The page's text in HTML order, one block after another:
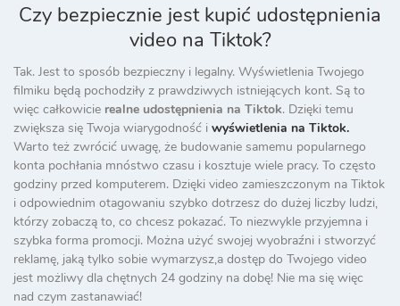
Czy bezpiecznie jest kupić udostępnienia
video na Tiktok?
Tak. Jest to sposób bezpieczny i legalny. Wyświetlenia Twojego
filmiku będą pochodziły z prawdziwych istniejących kont. Są to
więc całkowicie realne udostępnienia na Tiktok. Dzięki temu
zwiększa się Twoja wiarygodność i wyświetlenia na Tiktok.
Warto też zwrócić uwagę, że budowanie samemu popularnego
konta pochłania mnóstwo czasu i kosztuje wiele pracy. To często
godziny przed komputerem. Dzięki video zamieszczonym na Tiktok
i odpowiednim otagowaniu szybko dotrzesz do dużej liczby ludzi,
którzy zobaczą to, co chcesz pokazać. To niezwykle przyjemna i
szybka forma promocji. Można użyć swojej wyobraźni i stworzyć
reklamę, jaką tylko sobie wymarzysz,a dostęp do Twojego video
jest możliwy dla chętnych 24 godziny na dobę! Nie ma się więc
nad czym zastanawiać!